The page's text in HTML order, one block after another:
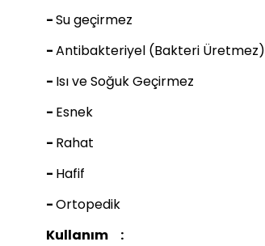
-Su geçirmez
-Antibakteriyel (Bakteri Üretmez)
- Isı ve Soğuk Geçirmez
- Esnek
- Rahat
- Hafif
-Ortopedik
Kullanım :